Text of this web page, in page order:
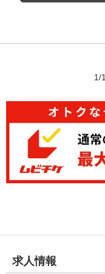
1/1
求人情報